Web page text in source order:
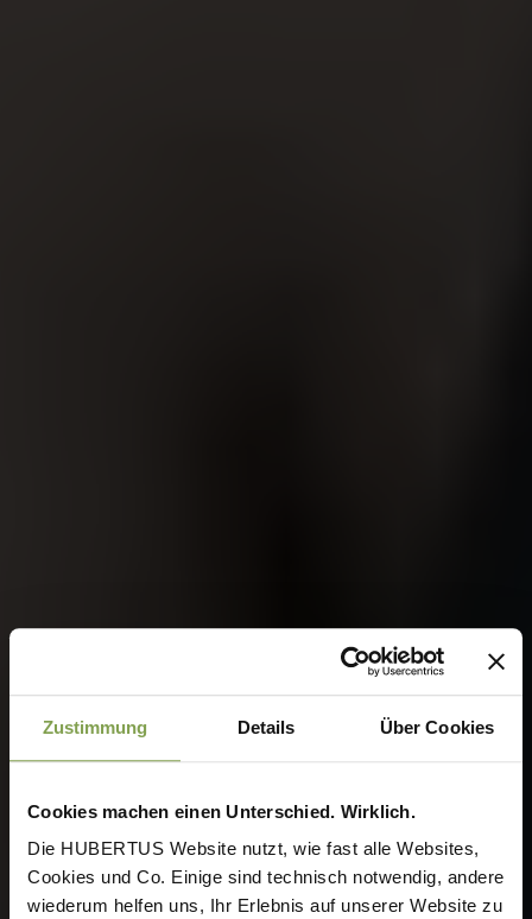
Zustimmung Details Über Cookies
Cookies machen einen Unterschied. Wirklich.
Die HUBERTUS Website nutzt, wie fast alle Websites,
Cookies und Co. Einige sind technisch notwendig, andere
wiederum helfen uns, Ihr Erlebnis auf unserer Website zu